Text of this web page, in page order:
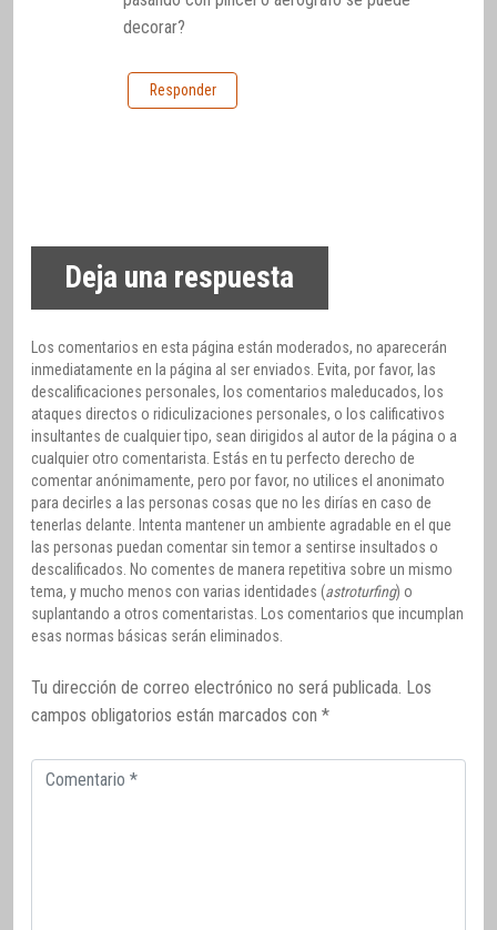
decorar?
Responder
Deja una respuesta
Los comentarios en esta página están moderados, no aparecerán
inmediatamente en la página al ser enviados. Evita, por favor, las
descalificaciones personales, los comentarios maleducados, los
ataques directos o ridiculizaciones personales, o los calificativos
insultantes de cualquier tipo, sean dirigidos al autor de la página o a
cualquier otro comentarista. Estás en tu perfecto derecho de
comentar anónimamente, pero por favor, no utilices el anonimato
para decirles a las personas cosas que no les dirías en caso de
tenerlas delante. Intenta mantener un ambiente agradable en el que
las personas puedan comentar sin temor a sentirse insultados o
descalificados. No comentes de manera repetitiva sobre un mismo
tema, y mucho menos con varias identidades (astroturfing) o
suplantando a otros comentaristas. Los comentarios que incumplan
esas normas básicas serán eliminados.
Tu dirección de correo electrónico no será publicada. Los
campos obligatorios están marcados con *
Comentario